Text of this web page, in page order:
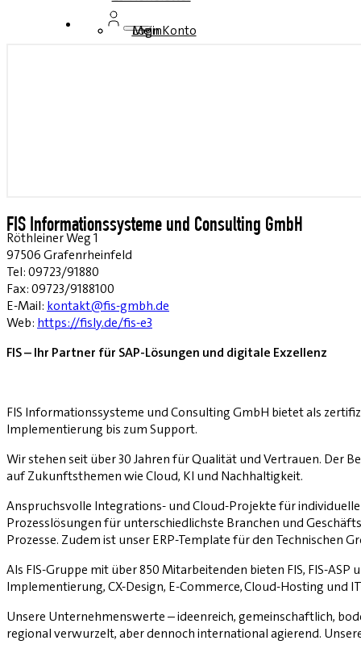
Login
Mein Konto
FIS Informationssysteme und Consulting GmbH
Röthleiner Weg 1
97506 Grafenrheinfeld
Tel: 09723/91880
Fax: 09723/9188100
E-Mail: kontakt@fis-gmbh.de
Web: https://fisly.de/fis-e3
FIS – Ihr Partner für SAP-Lösungen und digitale Exzellenz
FIS Informationssysteme und Consulting GmbH bietet als
Implementierung bis zum Support.
Wir stehen seit über 30 Jahren für Qualität und Vertrauen. Der
auf Zukunftsthemen wie Cloud, KI und Nachhaltigkeit.
Anspruchsvolle Integrations- und Cloud-Projekte für
Prozesslösungen für unterschiedlichste Branchen und
Prozesse. Zudem ist unser ERP-Template für den Technischen
Als FIS-Gruppe mit über 850 Mitarbeitenden bieten FIS, FIS-
Implementierung, CX-Design, E-Commerce, Cloud-Hosting
Unsere Unternehmenswerte – ideenreich, gemeinschaftlich,
regional verwurzelt, aber dennoch international agierend.